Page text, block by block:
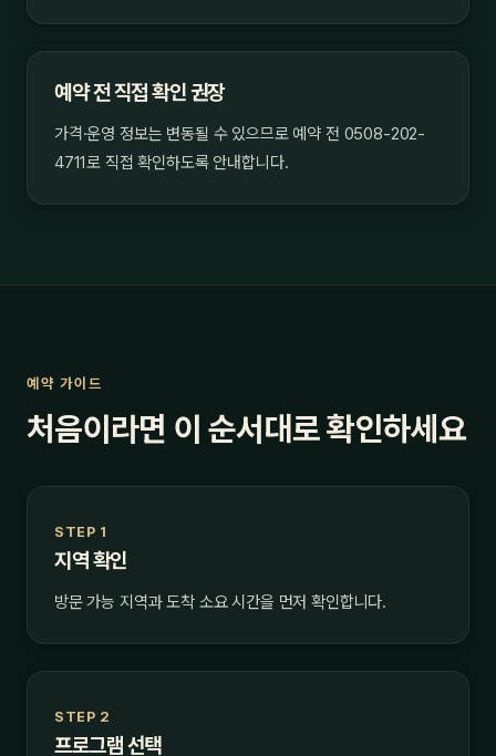
예약 전 직접 확인 권장
가격·운영 정보는 변동될 수 있으므로 예약 전 0508-202-
4711로 직접 확인하도록 안내합니다.
예약 가이드
처음이라면 이 순서대로 확인하세요
STEP 1
지역 확인
방문 가능 지역과 도착 소요 시간을 먼저 확인합니다.
STEP 2
프로그램 선택